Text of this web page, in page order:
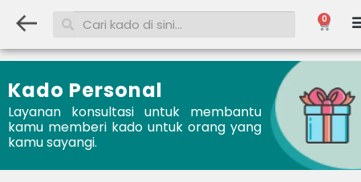
0
Kado Personal
Layanan konsultasi untuk membantu
kamu memberi kado untuk orang yang
kamu sayangi.